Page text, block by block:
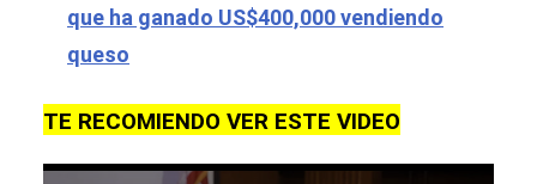
que ha ganado US$400,000 vendiendo
queso
TE RECOMIENDO VER ESTE VIDEO